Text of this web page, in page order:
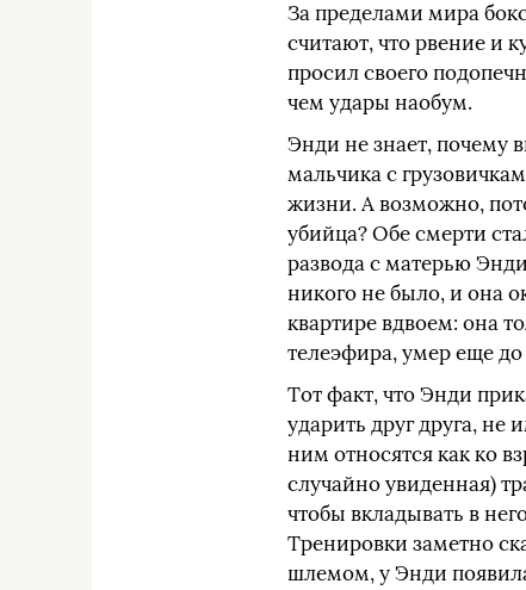
За пределами мира
считают, что рвение и
просил своего
чем удары наобум.
Энди не знает, почему
мальчика с
жизни. А возможно,
убийца? Обе смерти
развода с матерью
никого не было, и она
квартире вдвоем: она
телеэфира, умер еще до
Тот факт, что Энди
ударить друг друга, не
ним относятся как ко
случайно увиденная)
чтобы вкладывать в
Тренировки заметно
шлемом, у Энди